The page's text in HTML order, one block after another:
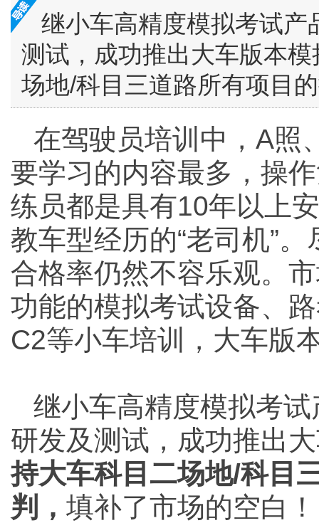
继小车高精度模拟考试产
测试，成功推出大车版本
场地/科目三道路所有项目
在驾驶员培训中，A照
要学习的内容最多，操
练员都是具有10年以上
教车型经历的“老司机”
合格率仍然不容乐观。
功能的模拟考试设备、
C2等小车培训，大车版
继小车高精度模拟考
研发及测试，成功推出
持大车科目二场地/科目
判， 填补了市场的空白！